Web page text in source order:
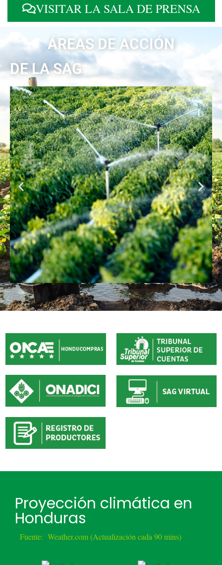
VISITAR LA SALA DE PRENSA
ÁREAS DE ACCIÓN
DE LA SAG
Proyección climática en
Honduras
Fuente: Weather.com (Actualización cada 90 mins)